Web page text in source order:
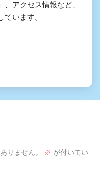
アクセス情報など、
います。
りません。 ※ が付いてい